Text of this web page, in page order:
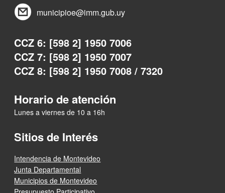
municipioe@imm.gub.uy
CCZ 6: [598 2] 1950 7006
CCZ 7: [598 2] 1950 7007
CCZ 8: [598 2] 1950 7008 / 7320
Horario de atención
Lunes a viernes de 10 a 16h
Sitios de Interés
Intendencia de Montevideo
Junta Departamental
Municipios de Montevideo